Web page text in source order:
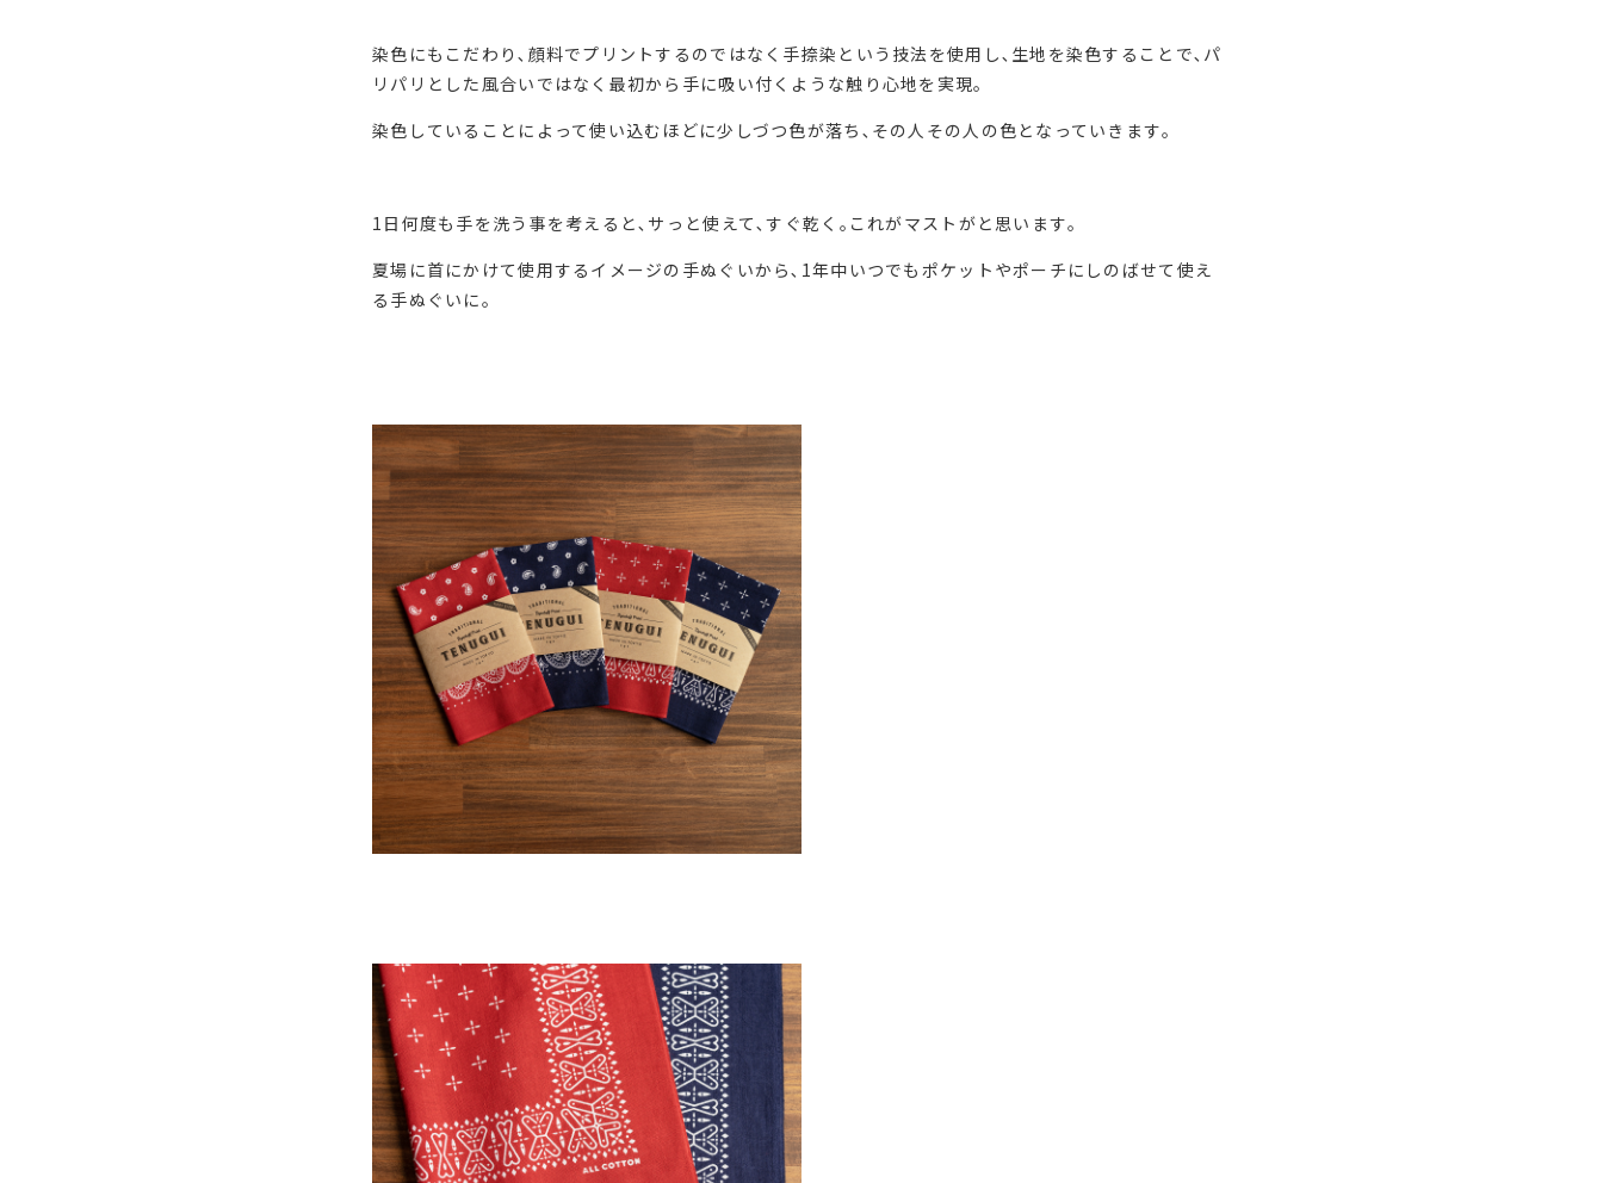
染色にもこだわり､顔料でプリントするのではなく手捺染という技法を使用し､生地を染色することで､パ
リパリとした風合いではなく最初から手に吸い付くような触り心地を実現｡
染色していることによって使い込むほどに少しづつ色が落ち､その人その人の色となっていきます｡
1日何度も手を洗う事を考えると､サっと使えて､すぐ乾く｡これがマストがと思います｡
夏場に首にかけて使用するイメージの手ぬぐいから､1年中いつでもポケットやポーチにしのばせて使え
る手ぬぐいに｡